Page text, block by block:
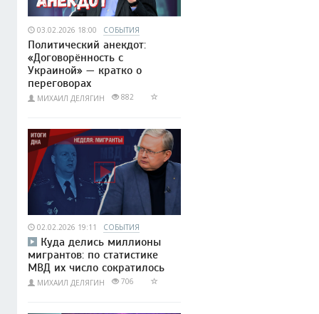
03.02.2026 18:00 СОБЫТИЯ
Политический анекдот:
«Договорённость с
Украиной» — кратко о
переговорах
МИХАИЛ ДЕЛЯГИН 882
02.02.2026 19:11 СОБЫТИЯ
Куда делись миллионы
мигрантов: по статистике
МВД их число сократилось
МИХАИЛ ДЕЛЯГИН 706